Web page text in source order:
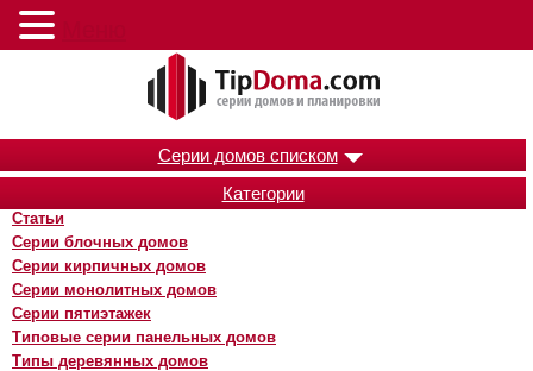
Серии домов списком
Категории
Статьи
Серии блочных домов
Серии кирпичных домов
Серии монолитных домов
Серии пятиэтажек
Типовые серии панельных домов
Типы деревянных домов